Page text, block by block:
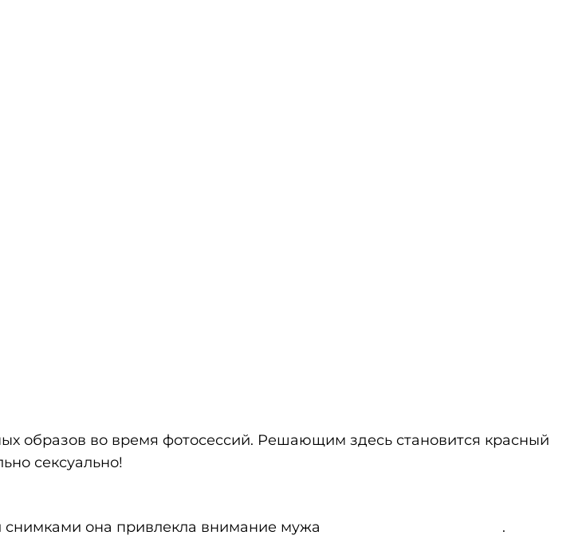
образов во время фотосессий. Решающим здесь становится красный
сексуально!
снимками она привлекла внимание мужа .